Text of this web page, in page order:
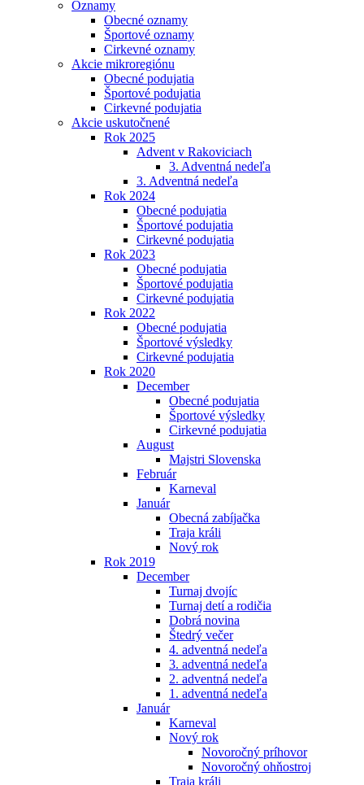
Oznamy
Obecné oznamy
Športové oznamy
Cirkevné oznamy
Akcie mikroregiónu
Obecné podujatia
Športové podujatia
Cirkevné podujatia
Akcie uskutočnené
Rok 2025
Advent v Rakoviciach
3. Adventná nedeľa
3. Adventná nedeľa
Rok 2024
Obecné podujatia
Športové podujatia
Cirkevné podujatia
Rok 2023
Obecné podujatia
Športové podujatia
Cirkevné podujatia
Rok 2022
Obecné podujatia
Športové výsledky
Cirkevné podujatia
Rok 2020
December
Obecné podujatia
Športové výsledky
Cirkevné podujatia
August
Majstri Slovenska
Február
Karneval
Január
Obecná zabíjačka
Traja králi
Nový rok
Rok 2019
December
Turnaj dvojíc
Turnaj detí a rodičia
Dobrá novina
Štedrý večer
4. adventná nedeľa
3. adventná nedeľa
2. adventná nedeľa
1. adventná nedeľa
Január
Karneval
Nový rok
Novoročný príhovor
Novoročný ohňostroj
Traja králi